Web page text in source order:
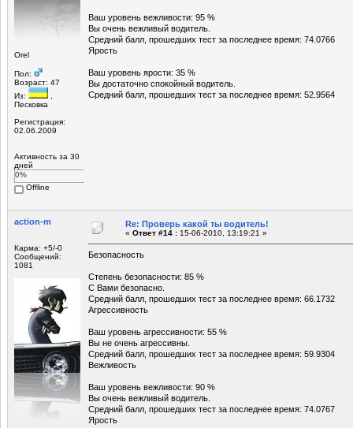
Orel
Пол:
Возраст: 47
Из:
Песковка
Регистрация:
02.06.2009
Активность за 30
дней
0%
Offline
Ваш уровень вежливости: 95 %
Вы очень вежливый водитель.
Средний балл, прошедших тест за последнее время: 74.0766
Ярость
Ваш уровень ярости: 35 %
Вы достаточно спокойный водитель.
Средний балл, прошедших тест за последнее время: 52.9564
action-m
Карма: +5/-0
Сообщений:
1081
Re: Проверь какой ты водитель!
« Ответ #14 : 15-06-2010, 13:19:21 »
Безопасность
Степень безопасности: 85 %
С Вами безопасно.
Средний балл, прошедших тест за последнее время: 66.1732
Агрессивность
Ваш уровень агрессивности: 55 %
Вы не очень агрессивны.
Средний балл, прошедших тест за последнее время: 59.9304
Вежливость
Ваш уровень вежливости: 90 %
Вы очень вежливый водитель.
Средний балл, прошедших тест за последнее время: 74.0767
Ярость